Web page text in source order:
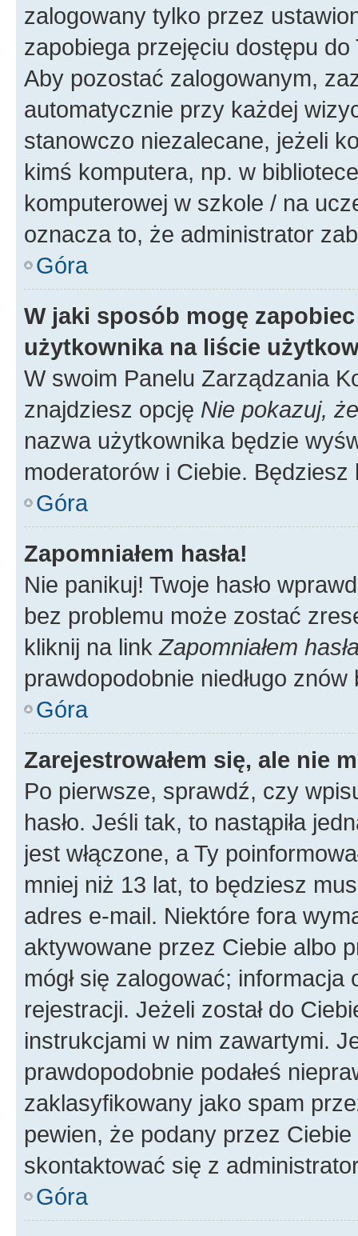
zalogowany tylko przez
zapobiega przejęciu dostępu
Aby pozostać zalogowanym,
automatycznie przy każdej
stanowczo niezalecane, jeżeli
kimś komputera, np. w
komputerowej w szkole / na
oznacza to, że administrator
Góra
W jaki sposób mogę
użytkownika na liście
W swoim Panelu Zarządzania
znajdziesz opcję Nie pokazuj,
nazwa użytkownika będzie
moderatorów i Ciebie.
Góra
Zapomniałem hasła!
Nie panikuj! Twoje hasło
bez problemu może zostać
kliknij na link Zapomniałem
prawdopodobnie niedługo
Góra
Zarejestrowałem się, ale nie
Po pierwsze, sprawdź, czy
hasło. Jeśli tak, to nastąpiła
jest włączone, a Ty
mniej niż 13 lat, to będziesz
adres e-mail. Niektóre fora
aktywowane przez Ciebie albo
mógł się zalogować;
rejestracji. Jeżeli został do
instrukcjami w nim zawartymi.
prawdopodobnie podałeś
zaklasyfikowany jako spam
pewien, że podany przez
skontaktować się z
Góra